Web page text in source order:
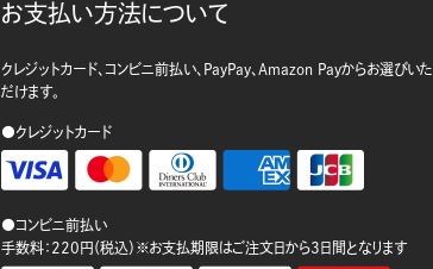
お支払い方法について
クレジットカード、コンビニ前払い、PayPay、Amazon Payからお選びいた
だけます。
●クレジットカード
●コンビニ前払い
手数料：220円（税込）※お支払期限はご注文日から3日間となります